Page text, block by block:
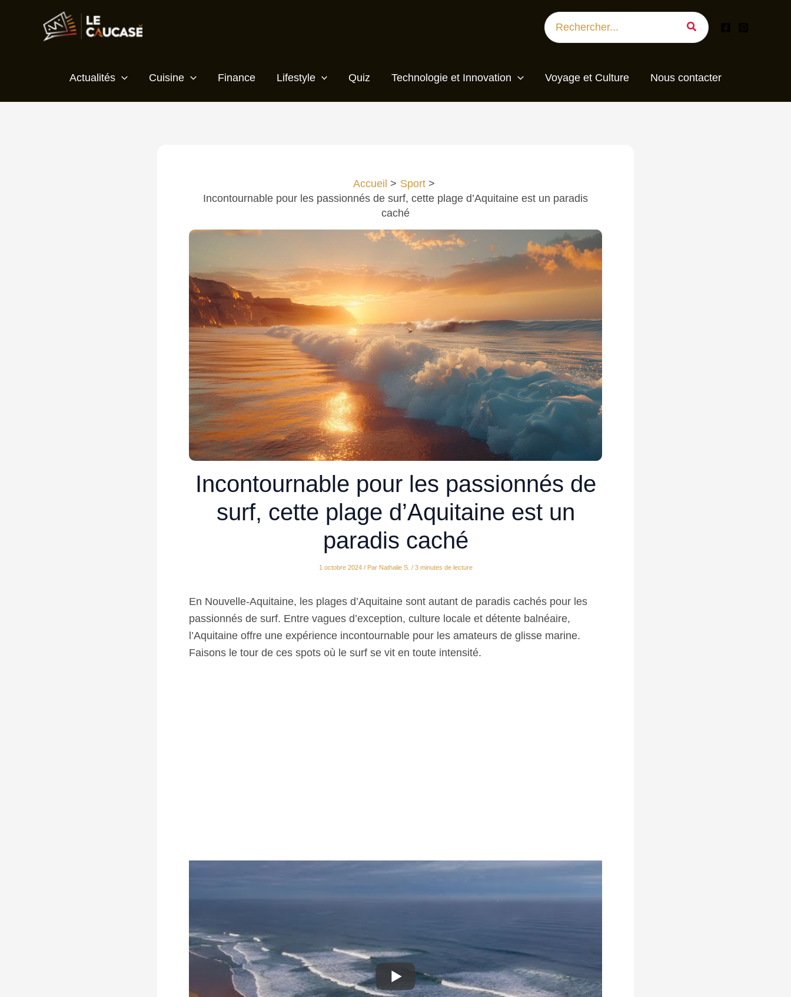
Search
for:
Actualités Cuisine Finance Lifestyle Quiz Technologie et Innovation Voyage et Culture Nous contacter
Accueil
Sport
Incontournable pour les passionnés de surf, cette plage d’Aquitaine est un paradis
caché
Incontournable pour les passionnés de
surf, cette plage d’Aquitaine est un
paradis caché
1 octobre 2024 / Par Nathalie S. / 3 minutes de lecture
En Nouvelle-Aquitaine, les plages d’Aquitaine sont autant de paradis cachés pour les
passionnés de surf. Entre vagues d’exception, culture locale et détente balnéaire,
l’Aquitaine offre une expérience incontournable pour les amateurs de glisse marine.
Faisons le tour de ces spots où le surf se vit en toute intensité.